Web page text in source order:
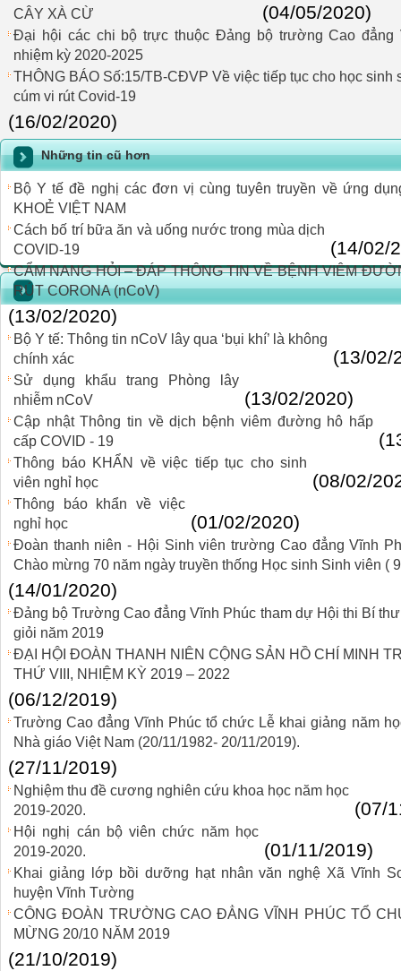
CÂY XÀ CỪ
(04/05/2020)
Đại hội các chi bộ trực thuộc Đảng bộ trường Cao đẳng
nhiệm kỳ 2020-2025
THÔNG BÁO Số:15/TB-CĐVP Về việc tiếp tục cho học sinh
cúm vi rút Covid-19
(16/02/2020)
Những tin cũ hơn
Bộ Y tế đề nghị các đơn vị cùng tuyên truyền về ứng
KHOẺ VIỆT NAM
Cách bố trí bữa ăn và uống nước trong mùa dịch
COVID-19
(14/02/
CẨM NANG HỎI – ĐÁP THÔNG TIN VỀ BỆNH VIÊM
RÚT CORONA (nCoV)
(13/02/2020)
Bộ Y tế: Thông tin nCoV lây qua ‘bụi khí’ là không
chính xác
(13/02/
Sử dụng khẩu trang Phòng lây
nhiễm nCoV
(13/02/2020)
Cập nhật Thông tin về dịch bệnh viêm đường hô hấp
cấp COVID - 19
Thông báo KHẨN về việc tiếp tục cho sinh
viên nghỉ học
(08/02/
Thông báo khẩn về việc
nghỉ học
(01/02/2020)
Đoàn thanh niên - Hội Sinh viên trường Cao đẳng Vĩnh
Chào mừng 70 năm ngày truyền thống Học sinh Sinh viên (
(14/01/2020)
Đảng bộ Trường Cao đẳng Vĩnh Phúc tham dự Hội thi Bí
giỏi năm 2019
ĐẠI HỘI ĐOÀN THANH NIÊN CỘNG SẢN HỒ CHÍ MINH
THỨ VIII, NHIỆM KỲ 2019 – 2022
(06/12/2019)
Trường Cao đẳng Vĩnh Phúc tổ chức Lễ khai giảng năm
Nhà giáo Việt Nam (20/11/1982- 20/11/2019).
(27/11/2019)
Nghiệm thu đề cương nghiên cứu khoa học năm học
2019-2020.
(07/
Hội nghị cán bộ viên chức năm học
2019-2020.
(01/11/2019)
Khai giảng lớp bồi dưỡng hạt nhân văn nghệ Xã Vĩnh
huyện Vĩnh Tường
CÔNG ĐOÀN TRƯỜNG CAO ĐẲNG VĨNH PHÚC TỔ
MỪNG 20/10 NĂM 2019
(21/10/2019)